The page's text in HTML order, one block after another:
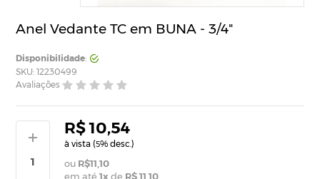
Anel Vedante TC em BUNA - 3/4"
Disponibilidade:
SKU: 12230499
Avaliações
R$ 10,54
à vista (5% desc.)
R$11,10
em até1x de R$ 11,10